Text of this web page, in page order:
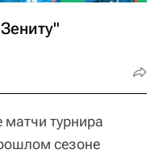
турнира
сезоне